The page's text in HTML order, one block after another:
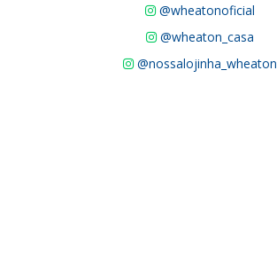
@wheatonoficial
@wheaton_casa
@nossalojinha_wheaton